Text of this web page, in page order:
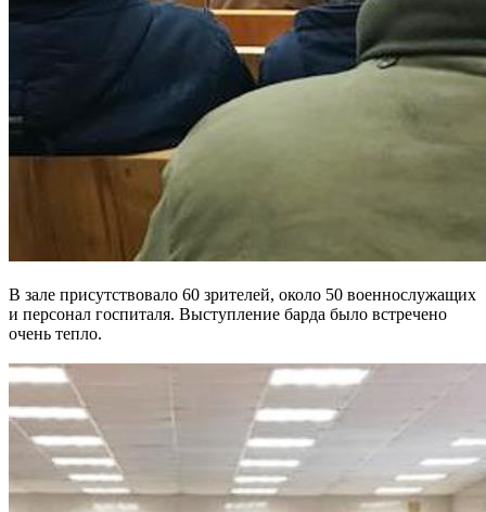
В зале присутствовало 60 зрителей, около 50 военнослужащих
и персонал госпиталя. Выступление барда было встречено
очень тепло.